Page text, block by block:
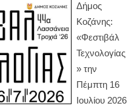
Δήμος
Κοζάνης:
«Φεστιβάλ
Τεχνολογίας
» την
Πέμπτη 16
Ιουλίου 2026